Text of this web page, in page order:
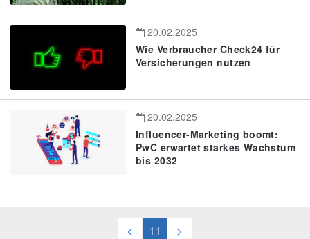
20.02.2025
Wie Verbraucher Check24 für
Versicherungen nutzen
20.02.2025
Influencer-Marketing boomt:
PwC erwartet starkes Wachstum
bis 2032
< 11 >